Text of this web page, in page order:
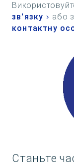
зв'язку
або
контактну
Станьте